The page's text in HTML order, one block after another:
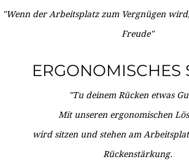
"Wenn der Arbeitsplatz zum Vergnügen
Freude"
ERGONOMISCHES
"Tu deinem Rücken etwas
Mit unseren ergonomischen
wird sitzen und stehen am
Rückenstärkung.